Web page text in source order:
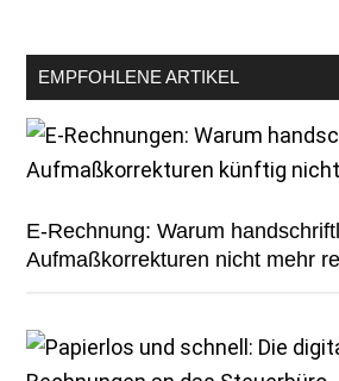
EMPFOHLENE ARTIKEL
E-Rechnung: Warum
Aufmaßkorrekturen nicht mehr